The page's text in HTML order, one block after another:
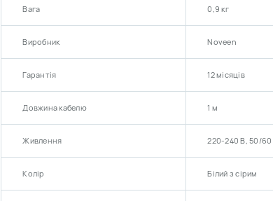
Вага 0,9 кг
Виробник Noveen
Гарантія 12 місяців
Довжина кабелю 1 м
Живлення 220-240 В, 50/60
Колір Білий з сірим